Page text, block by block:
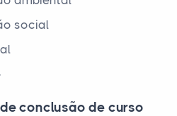
social
conclusão de curso